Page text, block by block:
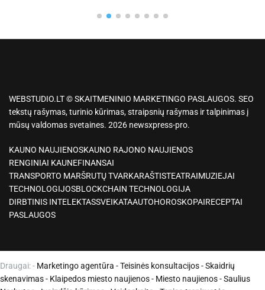
WEBSTUDIO.LT © SKAITMENINIO MARKETINGO PASLAUGOS. SEO
tekstų rašymas, turinio kūrimas, straipsnių rašymas ir talpinimas į
mūsų valdomas svetaines. 2026 newsxpress-pro.
KAUNO NAUJIENOSKAUNO RAJONO NAUJIENOS
RENGINIAI KAUNEFINANSAI
TRANSPORTO MARŠRUTŲ TVARKARAŠTISTEATRAIMUZIEJAI
TECHNOLOGIJOSBLOCKCHAIN TECHNOLOGIJA
DIRBTINIS INTELEKTASSVEIKATAAUTOHOROSKOPAIRECEPTAI
PASLAUGOS
Draugai: - Marketingo agentūra -Teisinės konsultacijos-Skaidrių
skenavimas- Klaipedos miesto naujienos- Miesto naujienos-Saulius